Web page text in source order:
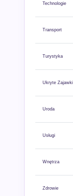
Technologie
Transport
Turystyka
Ukryte Zajawki
Uroda
Usługi
Wnętrza
Zdrowie